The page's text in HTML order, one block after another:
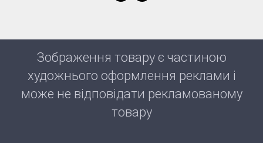
Зображення товару є частиною
художнього оформлення реклами і
може не відповідати рекламованому
товару